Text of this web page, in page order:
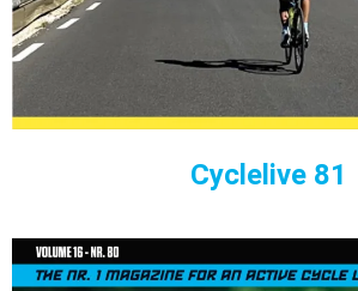
Cyclelive 81